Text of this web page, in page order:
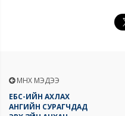
ӨМНӨХ МЭДЭЭ
ЕБС-ИЙН АХЛАХ
АНГИЙН СУРАГЧДАД